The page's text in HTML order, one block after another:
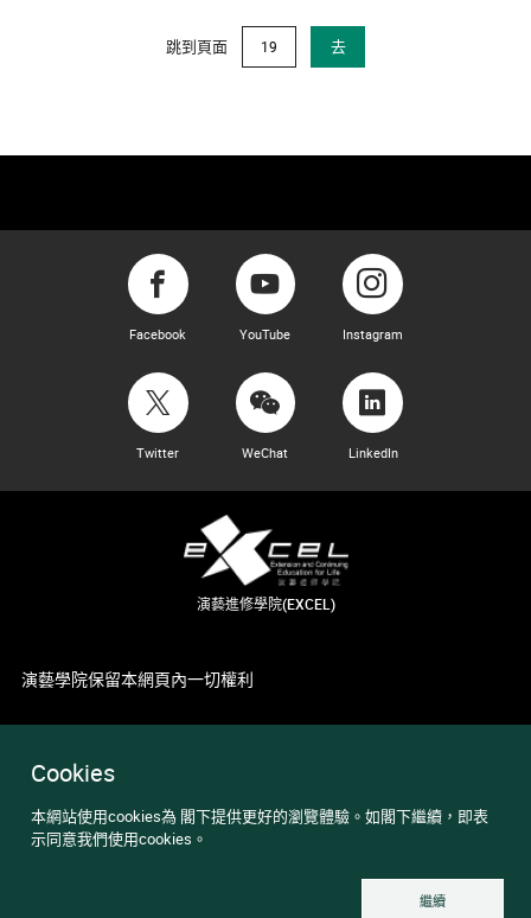
Cookies
本網站使用cookies為 閣下提供更好的瀏覽體驗。如閣下繼續，即表
示同意我們使用cookies。
繼續
跳到頁面 去
Facebook YouTube Instagram
Twitter WeChat LinkedIn
演藝進修學院(EXCEL)
演藝學院保留本網頁內一切權利